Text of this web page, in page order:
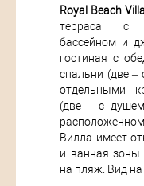
Royal Beach
терраса с
бассейном и
гостиная с
спальни (две –
отдельными
(две – с
Вилла имеет
и ванная
на пляж. Вид на